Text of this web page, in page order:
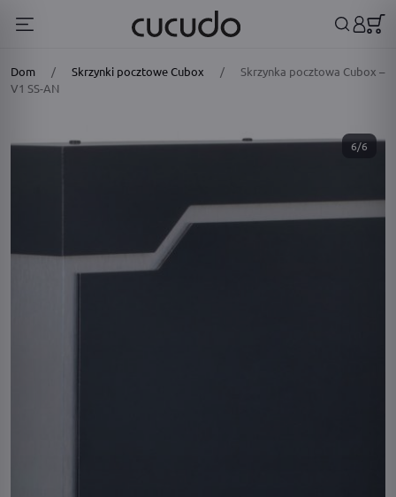
Dom / Skrzynki pocztowe Cubox /
Skrzynka pocztowa Cubox –
V1 SS-AN
6/6